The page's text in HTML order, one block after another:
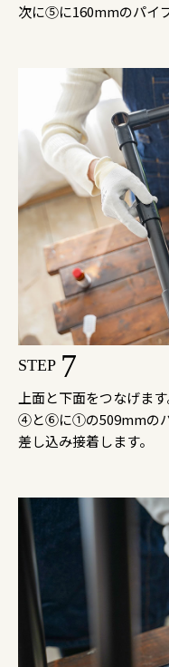
次に⑤に160mmのパイ
STEP 7
上面と下面をつなげます
④と⑥に①の509mmのパ
差し込み接着します。